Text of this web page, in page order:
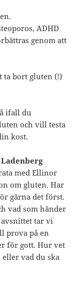
ADHD
genom att
ta bort gluten (!)
ifall du
och vill testa
kost.
med Ellinor
om gluten. Har
gärna det först.
vad som händer
tar vi
prova på en
för gott. Hur vet
vad du ska